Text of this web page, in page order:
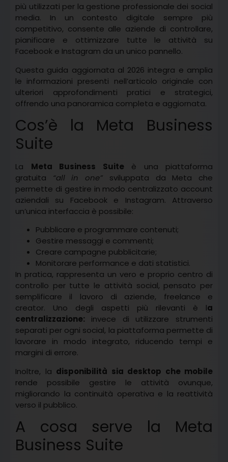
più utilizzati per la gestione professionale dei social
media. In un contesto digitale sempre più
competitivo, consente alle aziende di controllare,
pianificare e ottimizzare tutte le attività su
Facebook e Instagram da un unico pannello.
Questa guida aggiornata al 2026 integra e amplia
le informazioni presenti nell’articolo originale con
ulteriori approfondimenti pratici e strategici,
offrendo una panoramica completa e aggiornata.
Cos’è la Meta Business
Suite
La Meta Business Suiteè una piattaforma
gratuita “all in one” sviluppata da Meta che
permette di gestire in modo centralizzato account
aziendali su Facebook e Instagram. Attraverso
un’unica interfaccia è possibile:
Pubblicare e programmare contenuti;
Gestire messaggi e commenti;
Creare campagne pubblicitarie;
Monitorare performance e dati statistici.
In pratica, rappresenta un vero e proprio centro di
controllo per tutte le attività social, pensato per
semplificare il lavoro di aziende, freelance e
creator. Uno degli aspetti più rilevanti è la
centralizzazione: invece di utilizzare strumenti
separati per ogni social, la piattaforma permette di
lavorare in modo integrato, riducendo tempi e
margini di errore.
Inoltre, la disponibilità sia desktop che mobile
rende possibile gestire le attività ovunque,
migliorando la continuità operativa e la reattività
verso il pubblico.
A cosa serve la Meta
Business Suite